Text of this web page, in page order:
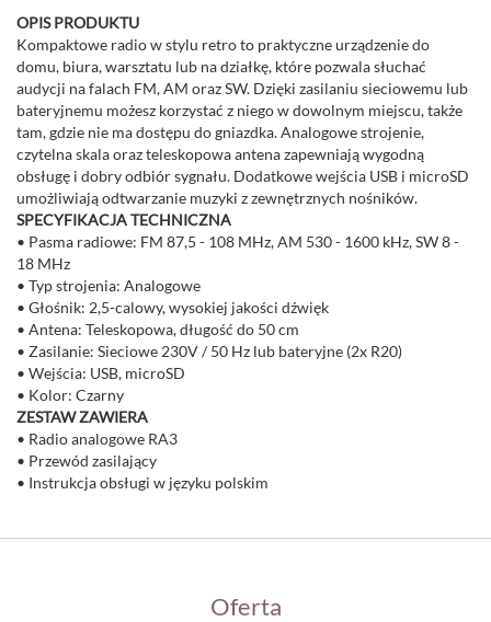
OPIS PRODUKTU
Kompaktowe radio w stylu retro to praktyczne urządzenie do
domu, biura, warsztatu lub na działkę, które pozwala słuchać
audycji na falach FM, AM oraz SW. Dzięki zasilaniu sieciowemu lub
bateryjnemu możesz korzystać z niego w dowolnym miejscu, także
tam, gdzie nie ma dostępu do gniazdka. Analogowe strojenie,
czytelna skala oraz teleskopowa antena zapewniają wygodną
obsługę i dobry odbiór sygnału. Dodatkowe wejścia USB i microSD
umożliwiają odtwarzanie muzyki z zewnętrznych nośników.
SPECYFIKACJA TECHNICZNA
• Pasma radiowe: FM 87,5 - 108 MHz, AM 530 - 1600 kHz, SW 8 -
18 MHz
• Typ strojenia: Analogowe
• Głośnik: 2,5-calowy, wysokiej jakości dźwięk
• Antena: Teleskopowa, długość do 50 cm
• Zasilanie: Sieciowe 230V / 50 Hz lub bateryjne (2x R20)
• Wejścia: USB, microSD
• Kolor: Czarny
ZESTAW ZAWIERA
• Radio analogowe RA3
• Przewód zasilający
• Instrukcja obsługi w języku polskim
Oferta